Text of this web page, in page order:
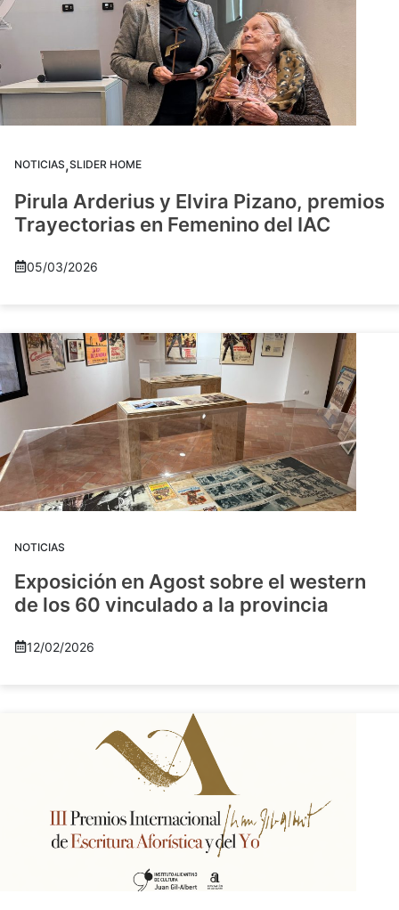
NOTICIAS,SLIDER HOME
Pirula Arderius y Elvira Pizano, premios
Trayectorias en Femenino del IAC
05/03/2026
NOTICIAS
Exposición en Agost sobre el western
de los 60 vinculado a la provincia
12/02/2026